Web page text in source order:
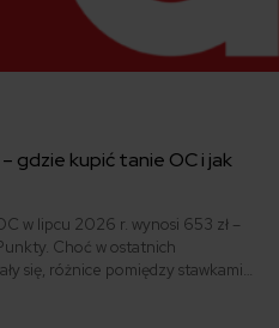
gdzie kupić tanie OC i jak
w lipcu 2026 r. wynosi 653 zł –
Choć w ostatnich
się, różnice pomiędzy stawkami
znaleźć najtańsze OC w